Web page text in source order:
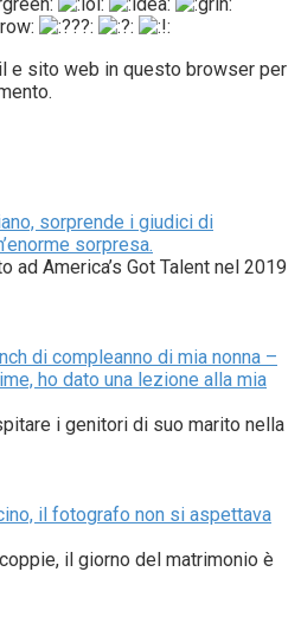
e sito web in questo browser per
sorprende i giudici di
sorpresa.
ad America’s Got Talent nel 2019
di compleanno di mia nonna –
ho dato una lezione alla mia
i genitori di suo marito nella
il fotografo non si aspettava
il giorno del matrimonio è